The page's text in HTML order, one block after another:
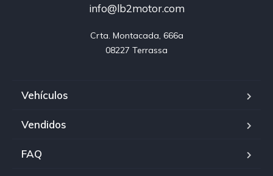
info@lb2motor.com
Crta. Montacada, 666a
08227 Terrassa
Vehículos
Vendidos
FAQ